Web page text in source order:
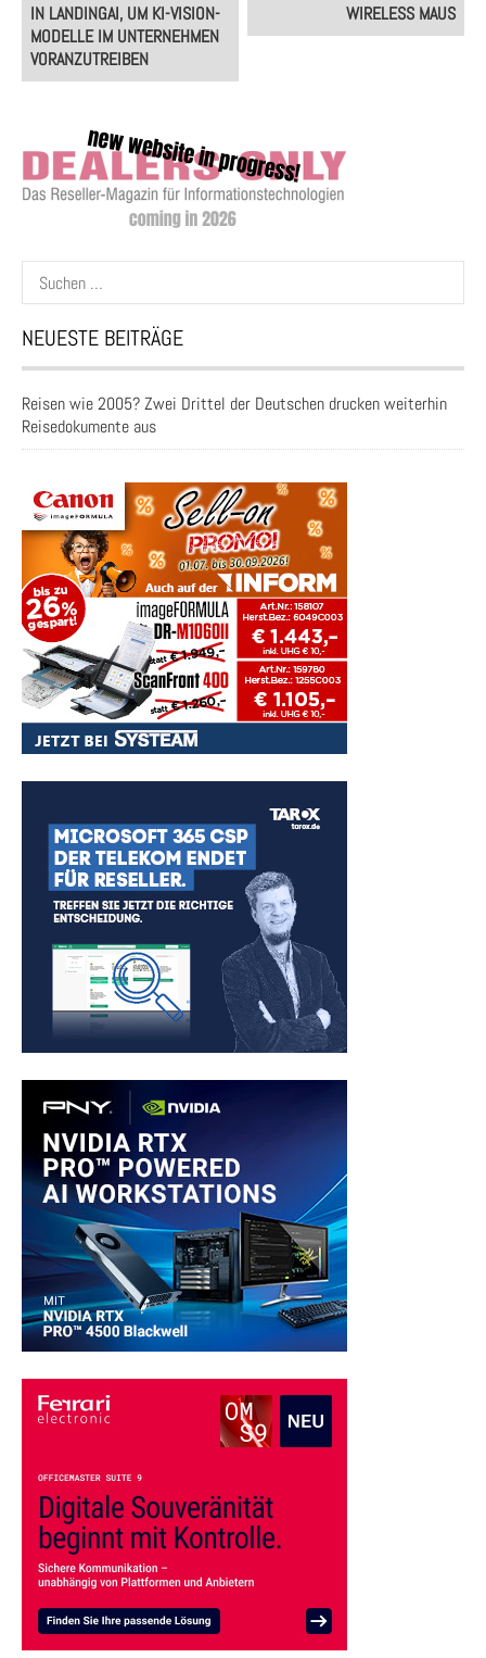
IN LANDINGAI, UM KI-VISION-
MODELLE IM UNTERNEHMEN
VORANZUTREIBEN
WIRELESS MAUS
Suchen
nach:
NEUESTE BEITRÄGE
Reisen wie 2005? Zwei Drittel der Deutschen drucken weiterhin
Reisedokumente aus